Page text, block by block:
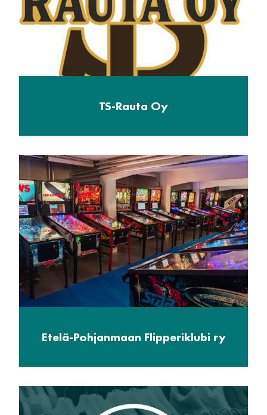
TS-Rauta Oy
Etelä-Pohjanmaan Flipperiklubi ry